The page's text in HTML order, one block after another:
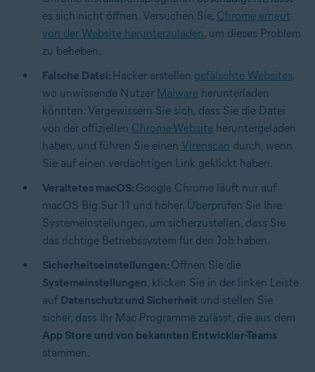
es sich nicht öffnen. Versuchen Sie, Chrome erneut
von der Website herunterzuladen , um dieses Problem
zu beheben.
Falsche Datei: Hacker erstellen gefälschte Websites,
wo unwissende Nutzer Malware herunterladen
könnten. Vergewissern Sie sich, dass Sie die Datei
von der offiziellen Chrome-Website heruntergeladen
haben, und führen Sie einen Virenscan durch, wenn
Sie auf einen verdächtigen Link geklickt haben.
Veraltetes macOS: Google Chrome läuft nur auf
macOS Big Sur 11 und höher. Überprüfen Sie Ihre
Systemeinstellungen, um sicherzustellen, dass Sie
das richtige Betriebssystem für den Job haben.
Sicherheitseinstellungen: Öffnen Sie die
Systemeinstellungen, klicken Sie in der linken Leiste
auf Datenschutz und Sicherheit und stellen Sie
sicher, dass Ihr Mac Programme zulässt, die aus dem
App Store und von bekannten Entwickler-Teams
stammen.